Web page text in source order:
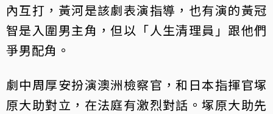
內互打，黃河是該劇表演指導，也有演的黃冠
智是入圍男主角，但以「人生清理員」跟他們
爭男配角。
劇中周厚安扮演澳洲檢察官，和日本指揮官塚
原大助對立，在法庭有激烈對話。塚原大助先